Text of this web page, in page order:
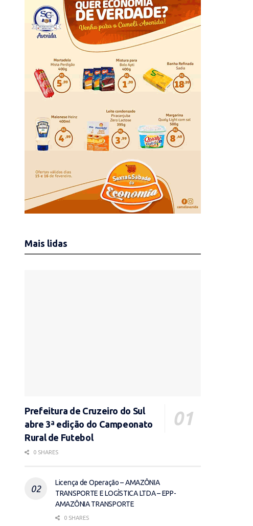
Mais lidas
Prefeitura de Cruzeiro do Sul
abre 3ª edição do Campeonato
Rural de Futebol
0 SHARES
Licença de Operação – AMAZÔNIA
TRANSPORTE E LOGÌSTICA LTDA – EPP-
AMAZÔNIA TRANSPORTE
0 SHARES